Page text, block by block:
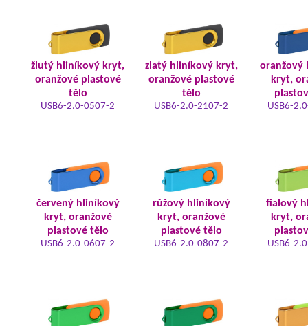
žlutý hliníkový kryt,
oranžové plastové
tělo
USB6-2.0-0507-2
zlatý hliníkový kryt,
oranžové plastové
tělo
USB6-2.0-2107-2
oranžový
kryt,
USB6-
červený hliníkový
kryt, oranžové
plastové tělo
USB6-2.0-0607-2
růžový hliníkový
kryt, oranžové
plastové tělo
USB6-2.0-0807-2
fialový
kryt,
USB6-